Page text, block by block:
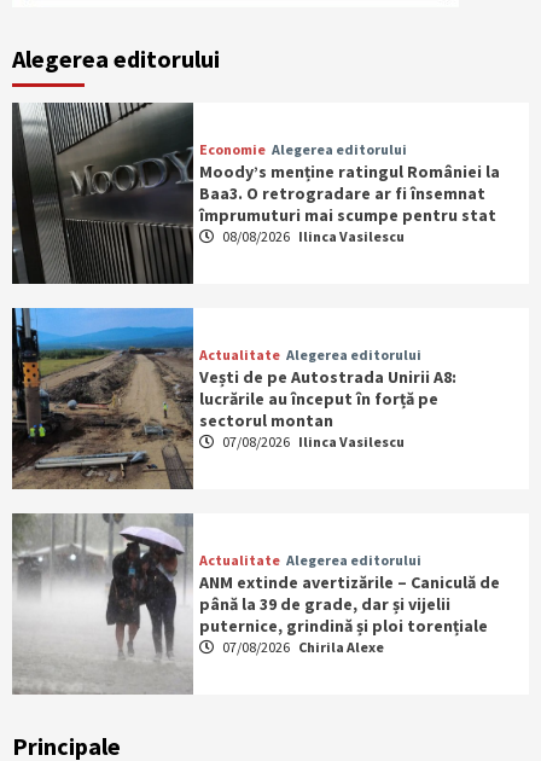
Alegerea editorului
Economie Alegerea editorului
Moody’s menține ratingul României la
Baa3. O retrogradare ar fi însemnat
împrumuturi mai scumpe pentru stat
08/08/2026 Ilinca Vasilescu
Actualitate Alegerea editorului
Vești de pe Autostrada Unirii A8:
lucrările au început în forță pe
sectorul montan
07/08/2026 Ilinca Vasilescu
Actualitate Alegerea editorului
ANM extinde avertizările – Caniculă de
până la 39 de grade, dar și vijelii
puternice, grindină și ploi torențiale
07/08/2026 Chirila Alexe
Principale